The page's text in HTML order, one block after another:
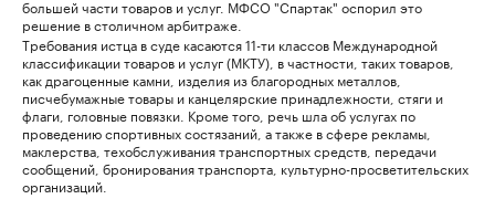
большей части товаров и услуг. МФСО "Спартак" оспорил это
решение в столичном арбитраже.
Требования истца в суде касаются 11-ти классов Международной
классификации товаров и услуг (МКТУ), в частности, таких товаров,
как драгоценные камни, изделия из благородных металлов,
писчебумажные товары и канцелярские принадлежности, стяги и
флаги, головные повязки. Кроме того, речь шла об услугах по
проведению спортивных состязаний, а также в сфере рекламы,
маклерства, техобслуживания транспортных средств, передачи
сообщений, бронирования транспорта, культурно-просветительских
организаций.